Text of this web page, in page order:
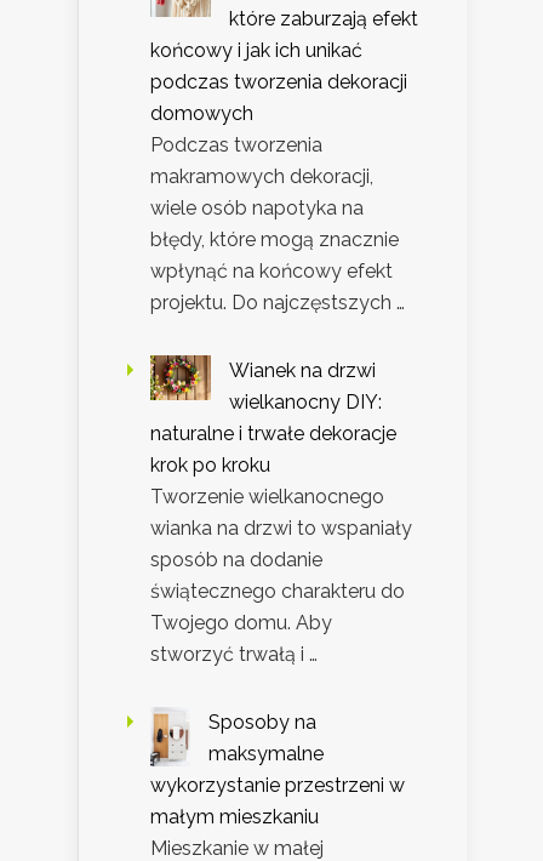
które zaburzają efekt
końcowy i jak ich unikać
podczas tworzenia dekoracji
domowych
Podczas tworzenia
makramowych dekoracji,
wiele osób napotyka na
błędy, które mogą znacznie
wpłynąć na końcowy efekt
projektu. Do najczęstszych …
Wianek na drzwi
wielkanocny DIY:
naturalne i trwałe dekoracje
krok po kroku
Tworzenie wielkanocnego
wianka na drzwi to wspaniały
sposób na dodanie
świątecznego charakteru do
Twojego domu. Aby
stworzyć trwałą i …
Sposoby na
maksymalne
wykorzystanie przestrzeni w
małym mieszkaniu
Mieszkanie w małej